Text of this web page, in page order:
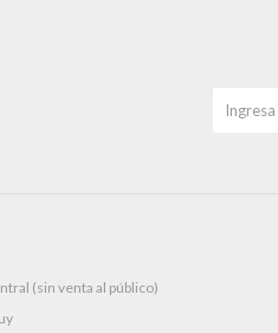
(sin venta al público)